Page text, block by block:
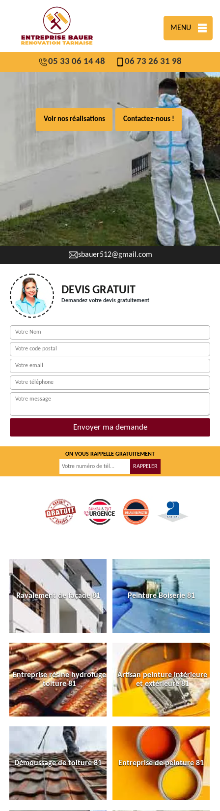
MENU
05 33 06 14 48 06 73 26 31 98
Voir nos réalisations Contactez-nous !
sbauer512@gmail.com
DEVIS GRATUIT
Demandez votre devis gratuitement
ON VOUS RAPPELLE GRATUITEMENT
Ravalement de façade 81 Peinture Boiserie 81
Entreprise résine hydrofuge
toiture 81
Artisan peinture intérieure
et extérieure 81
Démoussage de toiture 81 Entreprise de peinture 81